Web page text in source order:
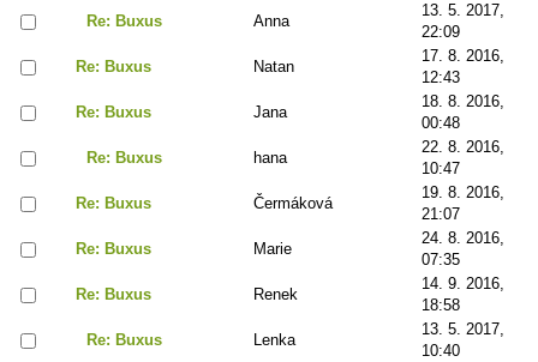
Re: Buxus
Anna
13. 5. 2017,
22:09
Re: Buxus
Natan
17. 8. 2016,
12:43
Re: Buxus
Jana
18. 8. 2016,
00:48
Re: Buxus
hana
22. 8. 2016,
10:47
Re: Buxus
Čermáková
19. 8. 2016,
21:07
Re: Buxus
Marie
24. 8. 2016,
07:35
Re: Buxus
Renek
14. 9. 2016,
18:58
Re: Buxus
Lenka
13. 5. 2017,
10:40